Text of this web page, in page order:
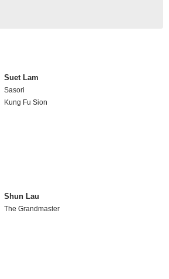
Suet Lam
Sasori
Kung Fu Sion
Shun Lau
The Grandmaster